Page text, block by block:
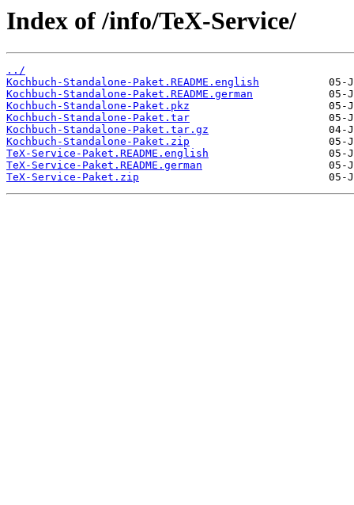
Index of /info/TeX-Service/
../
Kochbuch-Standalone-Paket.README.english
Kochbuch-Standalone-Paket.README.german
Kochbuch-Standalone-Paket.pkz
Kochbuch-Standalone-Paket.tar
Kochbuch-Standalone-Paket.tar.gz
Kochbuch-Standalone-Paket.zip
TeX-Service-Paket.README.english
TeX-Service-Paket.README.german
TeX-Service-Paket.zip